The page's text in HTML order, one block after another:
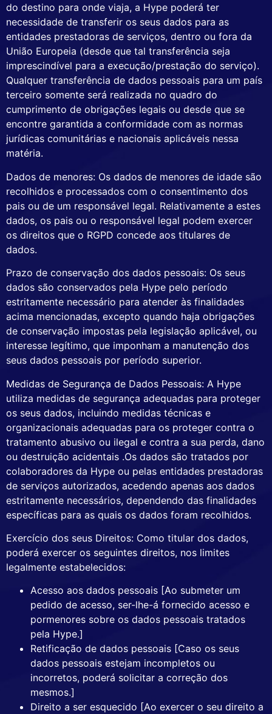
do destino para onde viaja, a Hype poderá ter
necessidade de transferir os seus dados para as
entidades prestadoras de serviços, dentro ou fora da
União Europeia (desde que tal transferência seja
imprescindível para a execução/prestação do serviço).
Qualquer transferência de dados pessoais para um país
terceiro somente será realizada no quadro do
cumprimento de obrigações legais ou desde que se
encontre garantida a conformidade com as normas
jurídicas comunitárias e nacionais aplicáveis nessa
matéria.
Dados de menores: Os dados de menores de idade são
recolhidos e processados com o consentimento dos
pais ou de um responsável legal. Relativamente a estes
dados, os pais ou o responsável legal podem exercer
os direitos que o RGPD concede aos titulares de
dados.
Prazo de conservação dos dados pessoais: Os seus
dados são conservados pela Hype pelo período
estritamente necessário para atender às finalidades
acima mencionadas, excepto quando haja obrigações
de conservação impostas pela legislação aplicável, ou
interesse legítimo, que imponham a manutenção dos
seus dados pessoais por período superior.
Medidas de Segurança de Dados Pessoais: A Hype
utiliza medidas de segurança adequadas para proteger
os seus dados, incluindo medidas técnicas e
organizacionais adequadas para os proteger contra o
tratamento abusivo ou ilegal e contra a sua perda, dano
ou destruição acidentais .Os dados são tratados por
colaboradores da Hype ou pelas entidades prestadoras
de serviços autorizados, acedendo apenas aos dados
estritamente necessários, dependendo das finalidades
específicas para as quais os dados foram recolhidos.
Exercício dos seus Direitos: Como titular dos dados,
poderá exercer os seguintes direitos, nos limites
legalmente estabelecidos:
Acesso aos dados pessoais [Ao submeter um
pedido de acesso, ser-lhe-á fornecido acesso e
pormenores sobre os dados pessoais tratados
pela Hype.]
Retificação de dados pessoais [Caso os seus
dados pessoais estejam incompletos ou
incorretos, poderá solicitar a correção dos
mesmos.]
Direito a ser esquecido [Ao exercer o seu direito a